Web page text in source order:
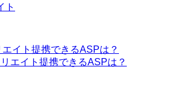
ト
イト提携できるASPは？
エイト提携できるASPは？